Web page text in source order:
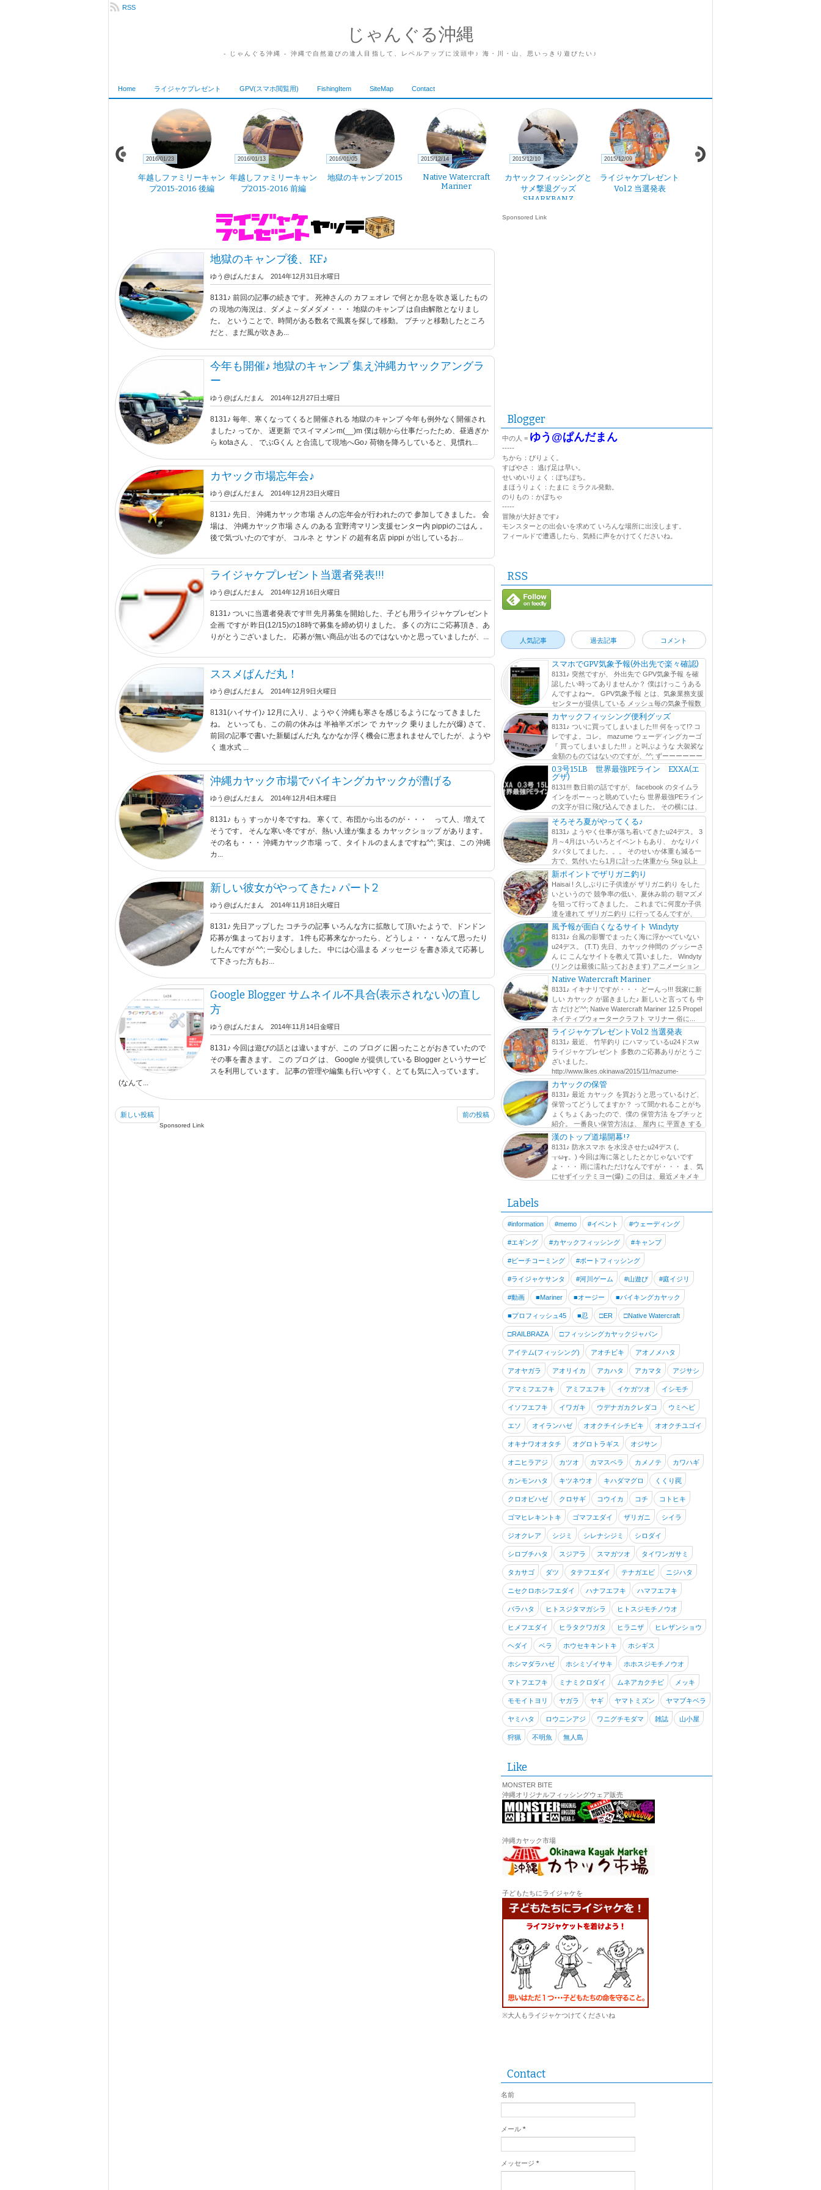
RSS
じゃんぐる沖縄
- じゃんぐる沖縄 - 沖縄で自然遊びの達人目指して、レベルアップに没頭中♪ 海・川・山、思いっきり遊びたい♪
Home ライジャケプレゼント GPV(スマホ閲覧用) FishingItem SiteMap Contact
年越しファミリーキャン
プ2015-2016 後編
2016/01/23
年越しファミリーキャン
プ2015-2016 前編
2016/01/13
地獄のキャンプ 2015
2016/01/05
Native Watercraft
Mariner
2015/12/14
カヤックフィッシングと
サメ撃退グッズ
SHARKBANZ
2015/12/10
ライジャケプレゼント
Vol.2 当選発表
2015/12/09 2019/12/06
地獄のキャンプ後、KF♪
ゆう@ぱんだまん 2014年12月31日水曜日
8131♪ 前回の記事の続きです。 死神さんの カフェオレ で何とか息を吹き返したもの
の 現地の海況は、ダメよ～ダメダメ・・・ 地獄のキャンプ は自由解散となりまし
た。 ということで、時間がある数名で風裏を探して移動。 プチッと移動したところ
だと、まだ風が吹きあ...
今年も開催♪ 地獄のキャンプ 集え沖縄カヤックアングラ
ー
ゆう@ぱんだまん 2014年12月27日土曜日
8131♪ 毎年、寒くなってくると開催される 地獄のキャンプ 今年も例外なく開催され
ました♪ ってか、 遅更新 でスイマメンm(__)m 僕は朝から仕事だったため、昼過ぎか
ら kotaさん 、 でぶGくん と合流して現地へGo♪ 荷物を降ろしていると、見慣れ...
カヤック市場忘年会♪
ゆう@ぱんだまん 2014年12月23日火曜日
8131♪ 先日、 沖縄カヤック市場 さんの忘年会が行われたので 参加してきました。 会
場は、 沖縄カヤック市場 さん のある 宜野湾マリン支援センター内 pippiのごはん 。
後で気づいたのですが、 コルネ と サンド の超有名店 pippi が出しているお...
ライジャケプレゼント当選者発表!!!
ゆう@ぱんだまん 2014年12月16日火曜日
8131♪ ついに当選者発表です!!! 先月募集を開始した、子ども用ライジャケプレゼント
企画 ですが 昨日(12/15)の18時で募集を締め切りました。 多くの方にご応募頂き、あ
りがとうございました。 応募が無い商品が出るのではないかと思っていましたが、...
ススメぱんだ丸！
ゆう@ぱんだまん 2014年12月9日火曜日
8131(ハイサイ)♪ 12月に入り、ようやく沖縄も寒さを感じるようになってきました
ね。 といっても、この前の休みは 半袖半ズボン で カヤック 乗りましたが(爆) さて、
前回の記事で書いた新艇ぱんだ丸 なかなか浮く機会に恵まれませんでしたが、ようや
く 進水式 ...
沖縄カヤック市場でバイキングカヤックが漕げる
ゆう@ぱんだまん 2014年12月4日木曜日
8131♪ もぅ すっかり冬ですね。 寒くて、布団から出るのが・・・ って人、増えて
そうです。 そんな寒い冬ですが、熱い人達が集まる カヤックショップ があります。
その名も・・・ 沖縄カヤック市場 って、タイトルのまんまですね^^; 実は、この 沖縄
カ...
新しい彼女がやってきた♪ パート2
ゆう@ぱんだまん 2014年11月18日火曜日
8131♪ 先日アップした コチラの記事 いろんな方に拡散して頂いたようで、ドンドン
応募が集まっております。 1件も応募来なかったら、どうしょ・・・なんて思ったり
したんですが ^^; 一安心しました。 中には心温まる メッセージ を書き添えて応募し
て下さった方もお...
Google Blogger サムネイル不具合(表示されない)の直し
方
ゆう@ぱんだまん 2014年11月14日金曜日
8131♪ 今回は遊びの話とは違いますが、この ブログ に困ったことがおきていたので
その事を書きます。 この ブログ は、 Google が提供している Blogger というサービ
スを利用しています。 記事の管理や編集も行いやすく、とても気に入っています。
(なんて...
新しい投稿 前の投稿
Sponsored Link
Sponsored Link
Blogger
中の人 = ゆう@ぱんだまん
-----
ちから：びりょく。
すばやさ： 逃げ足は早い。
せいめいりょく：ぼちぼち。
まほうりょく：たまに ミラクル発動。
のりもの：かぼちゃ
-----
冒険が大好きです♪
モンスターとの出会いを求めて いろんな場所に出没します。
フィールドで遭遇したら、気軽に声をかけてくださいね。
RSS
人気記事 過去記事 コメント
スマホでGPV気象予報(外出先で楽々確認)
8131♪ 突然ですが、 外出先で GPV気象予報 を確
認したい時ってありませんか？ 僕はけっこうある
んですよね〜。 GPV気象予報 とは、気象業務支援
センターが提供している メッシュ毎の気象予報数
値データを基に行われている気象予報のことなのですが、 ウェブ
サ...
カヤックフィッシング便利グッズ
8131♪ ついに買ってしまいました!!! 何をって!? コ
レですよ。コレ。 mazume ウェーディングカーゴ
『 買ってしまいました!!! 』と叫ぶような 大袈裟な
金額のものではないのですが、^^; ずーーーーーー
っと前から、欲しかったアイテムをよ...
0.3号15LB 世界最強PEライン EXXA(エ
グザ)
8131!!! 数日前の話ですが、 facebook のタイムラ
インをボー～っと眺めていたら 世界最強PEライン
の文字が目に飛び込んできました。 その横には、
0.3号で15LB の文字も。 0.3号で15LB !? ∑q|ﾟДﾟ|p PEライン は...
そろそろ夏がやってくる♪
8131♪ ようやく仕事が落ち着いてきたu24デス。 3
月～4月はいろいろとイベントもあり、 かなりパ
タパタしてました。。。 そのせいか体重も減る一
方で、気付いたら1月に計った体重から 5kg 以上
落ちてました。 ΣΣ(ﾟдﾟlll) その間にも可能な...
新ポイントでザリガニ釣り
Haisai ! 久しぶりに子供達が ザリガニ釣り をした
いというので 競争率の低い、夏休み前の 朝マズメ
を狙って行ってきました。 これまでに何度か子供
達を連れて ザリガニ釣り に行ってるんですが、
子供よりも確実に大人が夢中になりますw faceboo...
風予報が面白くなるサイト Windyty
8131♪ 台風の影響でまったく海に浮かべていない
u24デス。 (T.T) 先日、カヤック仲間の グッシーさ
ん に こんなサイトを教えて貰いました。 Windyty
(リンクは最後に貼っておきます) アニメーション
で風の動きが分かります。 風は、高度毎...
Native Watercraft Mariner
8131♪ イキナリですが・・・ どーんっ!!! 我家に新
しい カヤック が届きました♪ 新しいと言っても 中
古 だけど^^; Native Watercraft Mariner 12.5 Propel
ネイティブウォータークラフト マリナー 俗に...
ライジャケプレゼントVol.2 当選発表
8131♪ 最近、 竹竿釣り にハマッているu24ドスw
ライジャケプレゼント 多数のご応募ありがとうご
ざいました。
http://www.likes.okinawa/2015/11/mazume-
vol2.html たくさんの人にこの活動を知って貰えたのは嬉しい...
カヤックの保管
8131♪ 最近 カヤック を買おうと思っているけど、
保管ってどうしてますか？ って聞かれることがち
ょくちょくあったので、僕の 保管方法 をプチッと
紹介。 一番良い保管方法は、 屋内 に 平置き する
ことだと思いますが ...漢のトップ道場開幕!?
8131♪ 防水スマホ を水没させたu24デス (。
┰ω┰。) 今回は海に落としたとかじゃないです
よ・・・ 雨に濡れただけなんですが・・・ ま、気
にせずイッテミヨー(爆) この日は、最近メキメキ
Labels
#information #memo #イベント #ウェーディング
#エギング #カヤックフィッシング #キャンプ
#ビーチコーミング #ボートフィッシング
#ライジャケサンタ #河川ゲーム #山遊び #庭イジリ
#動画 ■Mariner ■オージー ■バイキングカヤック
■プロフィッシュ45 ■忍 □ER □Native Watercraft
□RAILBRAZA □フィッシングカヤックジャパン
アイテム(フィッシング) アオチビキ アオノメハタ
アオヤガラ アオリイカ アカハタ アカマタ アジサシ
アマミフエフキ アミフエフキ イケガツオ イシモチ
イソフエフキ イワガキ ウデナガカクレダコ ウミヘビ
エソ オイランハゼ オオクチイシチビキ オオクチユゴイ
オキナワオオタチ オグロトラギス オジサン
オニヒラアジ カツオ カマスベラ カメノテ カワハギ
カンモンハタ キツネウオ キハダマグロ くくり罠
クロオビハゼ クロサギ コウイカ コチ コトヒキ
ゴマヒレキントキ ゴマフエダイ ザリガニ シイラ
ジオクレア シジミ シレナシジミ シロダイ
シロブチハタ スジアラ スマガツオ タイワンガサミ
タカサゴ ダツ タテフエダイ テナガエビ ニジハタ
ニセクロホシフエダイ ハナフエフキ ハマフエフキ
バラハタ ヒトスジタマガシラ ヒトスジモチノウオ
ヒメフエダイ ヒラタクワガタ ヒラニザ ヒレザンショウ
ヘダイ ベラ ホウセキキントキ ホシギス
ホシマダラハゼ ホシミゾイサキ ホホスジモチノウオ
マトフエフキ ミナミクロダイ ムネアカクチビ メッキ
モモイトヨリ ヤガラ ヤギ ヤマトミズン ヤマブキベラ
ヤミハタ ロウニンアジ ワニグチモダマ 雑誌 山小屋
狩猟 不明魚 無人島
Like
MONSTER BITE
沖縄オリジナルフィッシングウェア販売
沖縄カヤック市場
子どもたちにライジャケを
※大人もライジャケつけてくださいね
Contact
名前
メール*
メッセージ*